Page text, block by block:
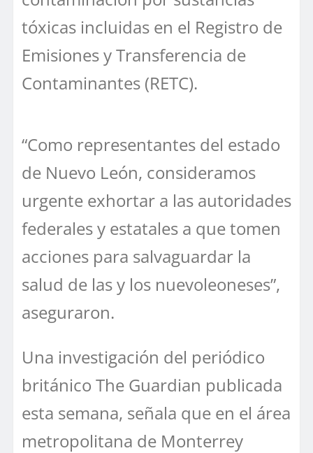
tóxicas incluidas en el Registro de
Emisiones y Transferencia de
Contaminantes (RETC).
“Como representantes del estado
de Nuevo León, consideramos
urgente exhortar a las autoridades
federales y estatales a que tomen
acciones para salvaguardar la
salud de las y los nuevoleoneses”,
aseguraron.
Una investigación del periódico
británico The Guardian publicada
esta semana, señala que en el área
metropolitana de Monterrey